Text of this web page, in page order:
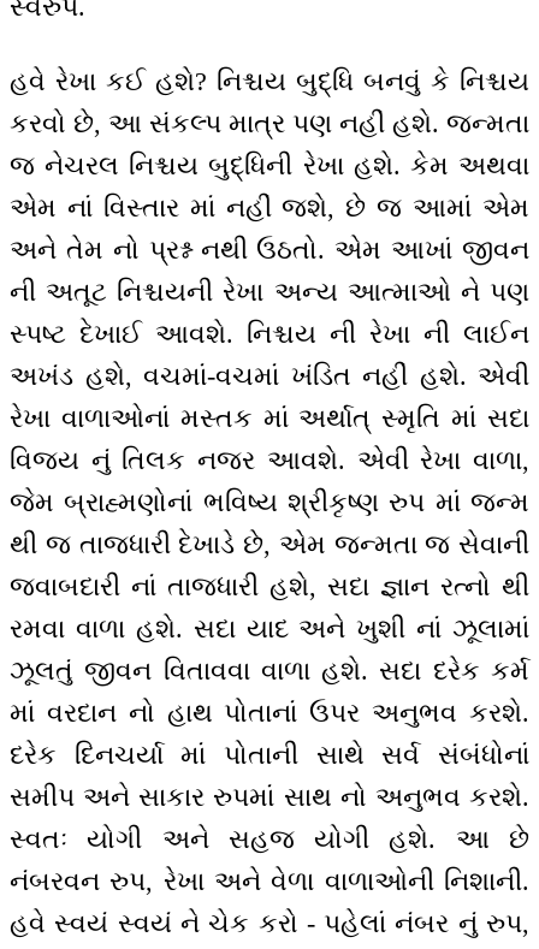
સ્વરુપ.
હવે રેખા કઈ હશે? નિશ્ચય બુદ્ધિ બનવું કે નિશ્ચય
કરવો છે, આ સંકલ્પ માત્ર પણ નહીં હશે. જન્મતા
જ નેચરલ નિશ્ચય બુદ્ધિની રેખા હશે. કેમ અથવા
એમ નાં વિસ્તાર માં નહીં જશે, છે જ આમાં એમ
અને તેમ નો પ્રશ્ન નથી ઉઠતો. એમ આખાં જીવન
ની અતૂટ નિશ્ચયની રેખા અન્ય આત્માઓ ને પણ
સ્પષ્ટ દેખાઈ આવશે. નિશ્ચય ની રેખા ની લાઈન
અખંડ હશે, વચમાં-વચમાં ખંડિત નહીં હશે. એવી
રેખા વાળાઓનાં મસ્તક માં અર્થાત્ સ્મૃતિ માં સદા
વિજય નું તિલક નજર આવશે. એવી રેખા વાળા,
જેમ બ્રાહ્મણોનાં ભવિષ્ય શ્રીકૃષ્ણ રુપ માં જન્મ
થી જ તાજધારી દેખાડે છે, એમ જન્મતા જ સેવાની
જવાબદારી નાં તાજધારી હશે, સદા જ્ઞાન રત્નો થી
રમવા વાળા હશે. સદા યાદ અને ખુશી નાં ઝૂલામાં
ઝૂલતું જીવન વિતાવવા વાળા હશે. સદા દરેક કર્મ
માં વરદાન નો હાથ પોતાનાં ઉપર અનુભવ કરશે.
દરેક દિનચર્યા માં પોતાની સાથે સર્વ સંબંધોનાં
સમીપ અને સાકાર રુપમાં સાથ નો અનુભવ કરશે.
સ્વતઃ યોગી અને સહજ યોગી હશે. આ છે
નંબરવન રુપ, રેખા અને વેળા વાળાઓની નિશાની.
હવે સ્વયં સ્વયં ને ચેક કરો - પહેલાં નંબર નું રુપ,